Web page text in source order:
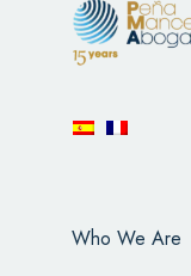
Who We Are